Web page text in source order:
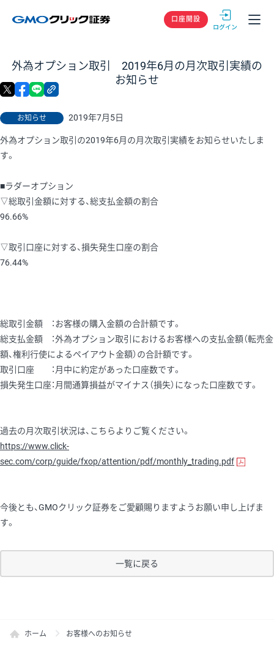
GMOクリック
口座開設
外為オプション取引 2019年6月の月次取引実績の
お知らせ
お知らせ 2019年7月5日
X facebook
外為オプション取引の2019年6月の月次取引実績をお知らせいたしま
す。
■ラダーオプション
▽総取引金額に対する、総支払金額の割合
96.66%
▽取引口座に対する、損失発生口座の割合
76.44%
総取引金額 ：お客様の購入金額の合計額です。
総支払金額 ：外為オプション取引におけるお客様への支払金額（転売金
額、権利行使によるペイアウト金額）の合計額です。
取引口座 ：月中に約定があった口座数です。
損失発生口座：月間通算損益がマイナス（損失）になった口座数です。
過去の月次取引状況は、こちらよりご覧ください。
https://www.click-
sec.com/corp/guide/fxop/attention/pdf/monthly_trading.pdf
今後とも、GMOクリック証券をご愛顧賜りますようお願い申し上げま
す。
一覧に戻る
ホーム お客様へのお知らせ